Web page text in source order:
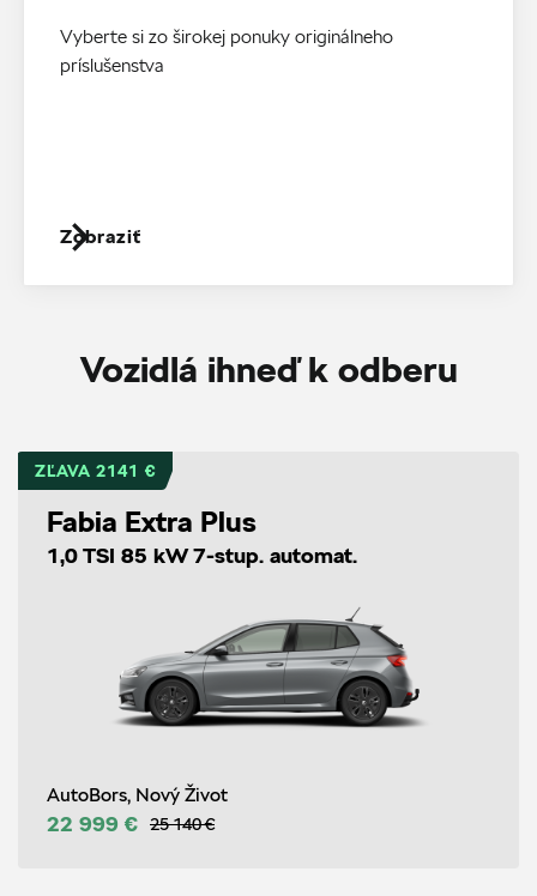
Vyberte si zo širokej ponuky originálneho
príslušenstva
Zobraziť
Vozidlá ihneď k odberu
ZĽAVA 2141 €
Fabia Extra Plus
1,0 TSI 85 kW 7-stup. automat.
AutoBors, Nový Život
22 999 € 25 140 €